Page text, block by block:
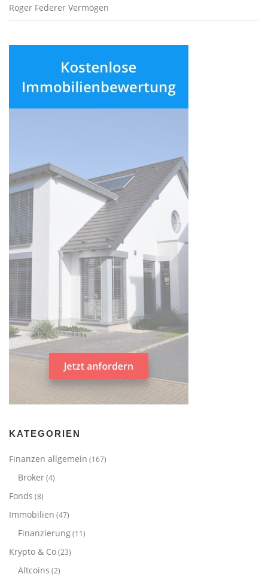
Roger Federer Vermögen
KATEGORIEN
Finanzen allgemein (167)
Broker(4)
Fonds (8)
Immobilien (47)
Finanzierung(11)
Krypto & Co(23)
Altcoins (2)